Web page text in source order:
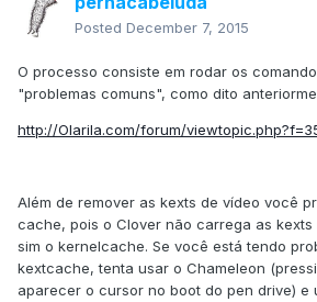
Posted December 7, 2015
O processo consiste em rodar os
"problemas comuns", como dito
http://Olarila.com/forum/
Além de remover as kexts de vídeo você
cache, pois o Clover não carrega as kexts
sim o kernelcache. Se você está tendo
kextcache, tenta usar o Chameleon
aparecer o cursor no boot do pen drive) e